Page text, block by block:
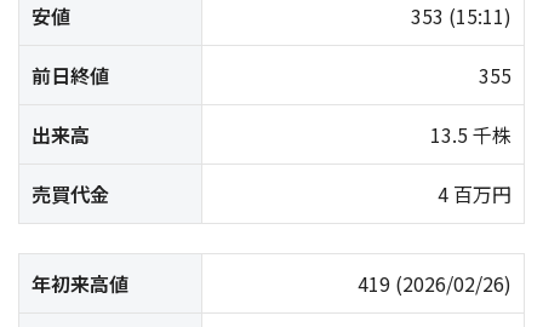
安値 353 (15:11)
前日終値 355
出来高 13.5 千株
売買代金 4 百万円
年初来高値 419 (2026/02/26)